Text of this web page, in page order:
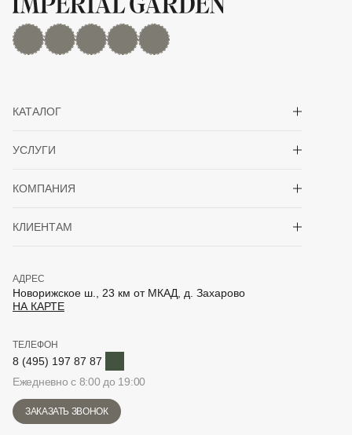
MAX Дзен YouTuberutubeTelegram
КАТАЛОГ
УСЛУГИ
КОМПАНИЯ
КЛИЕНТАМ
АДРЕС
Новорижское ш., 23 км от МКАД, д. Захарово
НА КАРТЕ
ТЕЛЕФОН
8 (495) 197 87 87
Ежедневно с 8:00 до 19:00
ЗАКАЗАТЬ ЗВОНОК